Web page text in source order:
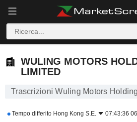
WULING MOTORS
LIMITED
Trascrizioni Wuling Motors
Tempo differito Hong Kong S.E. 07:43:36